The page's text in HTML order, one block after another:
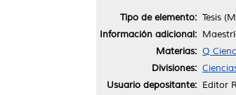
Tipo de elemento: Tesis
Información adicional:
Materias: Q
Divisiones:
Usuario depositante: Editor